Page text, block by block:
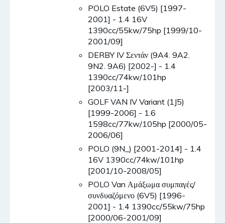
POLO Estate (6V5) [1997-
2001] - 1.4 16V
1390cc/55kw/75hp [1999/10-
2001/09]
DERBY IV Σεντάν (9A4. 9A2.
9N2. 9A6) [2002-] - 1.4
1390cc/74kw/101hp
[2003/11-]
GOLF VAN IV Variant (1J5)
[1999-2006] - 1.6
1598cc/77kw/105hp [2000/05-
2006/06]
POLO (9N_) [2001-2014] - 1.4
16V 1390cc/74kw/101hp
[2001/10-2008/05]
POLO Van Αμάξωμα συμπαγές/
συνδυαζόμενο (6V5) [1996-
2001] - 1.4 1390cc/55kw/75hp
[2000/06-2001/09]